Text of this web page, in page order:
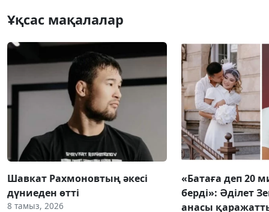
Ұқсас мақалалар
Шавкат Рахмоновтың әкесі
дүниеден өтті
8 тамыз, 2026
«Батаға деп 20
берді»: Әділет
анасы